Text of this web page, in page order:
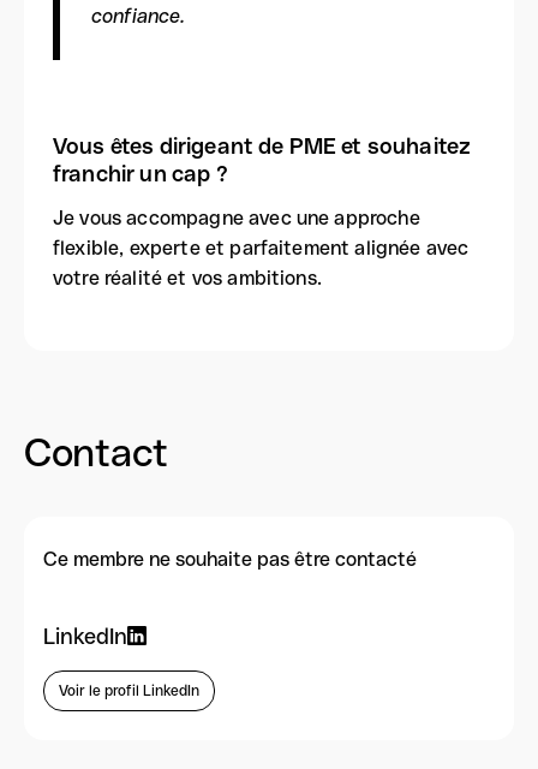
confiance.
Vous êtes dirigeant de PME et souhaitez
franchir un cap ?
Je vous accompagne avec une approche
flexible, experte et parfaitement alignée avec
votre réalité et vos ambitions.
Contact
Ce membre ne souhaite pas être contacté
LinkedIn
Voir le profil LinkedIn